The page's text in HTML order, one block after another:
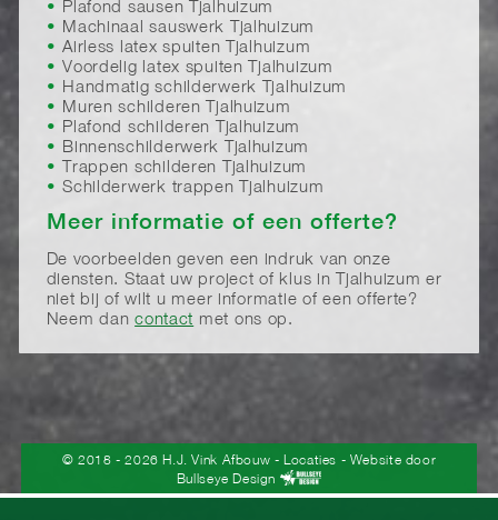
Plafond sausen Tjalhuizum
Machinaal sauswerk Tjalhuizum
Airless latex spuiten Tjalhuizum
Voordelig latex spuiten Tjalhuizum
Handmatig schilderwerk Tjalhuizum
Muren schilderen Tjalhuizum
Plafond schilderen Tjalhuizum
Binnenschilderwerk Tjalhuizum
Trappen schilderen Tjalhuizum
Schilderwerk trappen Tjalhuizum
Meer informatie of een offerte?
De voorbeelden geven een indruk van onze
diensten. Staat uw project of klus in Tjalhuizum er
niet bij of wilt u meer informatie of een offerte?
Neem dancontact met ons op.
© 2018 - 2026 H.J. Vink Afbouw - Locaties - Website door
Bullseye Design